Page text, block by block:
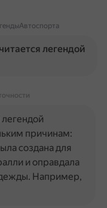
легендой
причинам:
создана для
и оправдала
Например,